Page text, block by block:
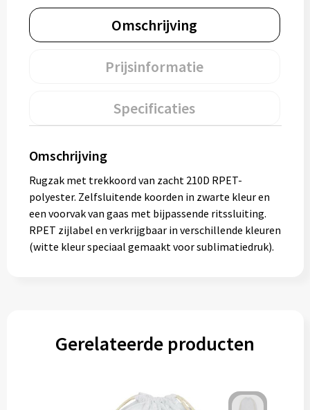
Divers
Technologie
Zonnebrillen
EHBO
Verpakkingen
Omschrijving
Prijsinformatie
Specificaties
Omschrijving
Rugzak met trekkoord van zacht 210D RPET-
polyester. Zelfsluitende koorden in zwarte kleur en
een voorvak van gaas met bijpassende ritssluiting.
RPET zijlabel en verkrijgbaar in verschillende kleuren
(witte kleur speciaal gemaakt voor sublimatiedruk).
Gerelateerde producten